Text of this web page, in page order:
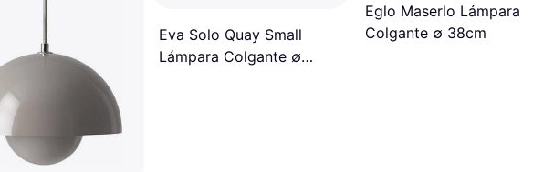
Eva Solo Quay Small
Lámpara Colgante ∅
Eglo Maserlo Lámpara
Colgante ∅ 38cm